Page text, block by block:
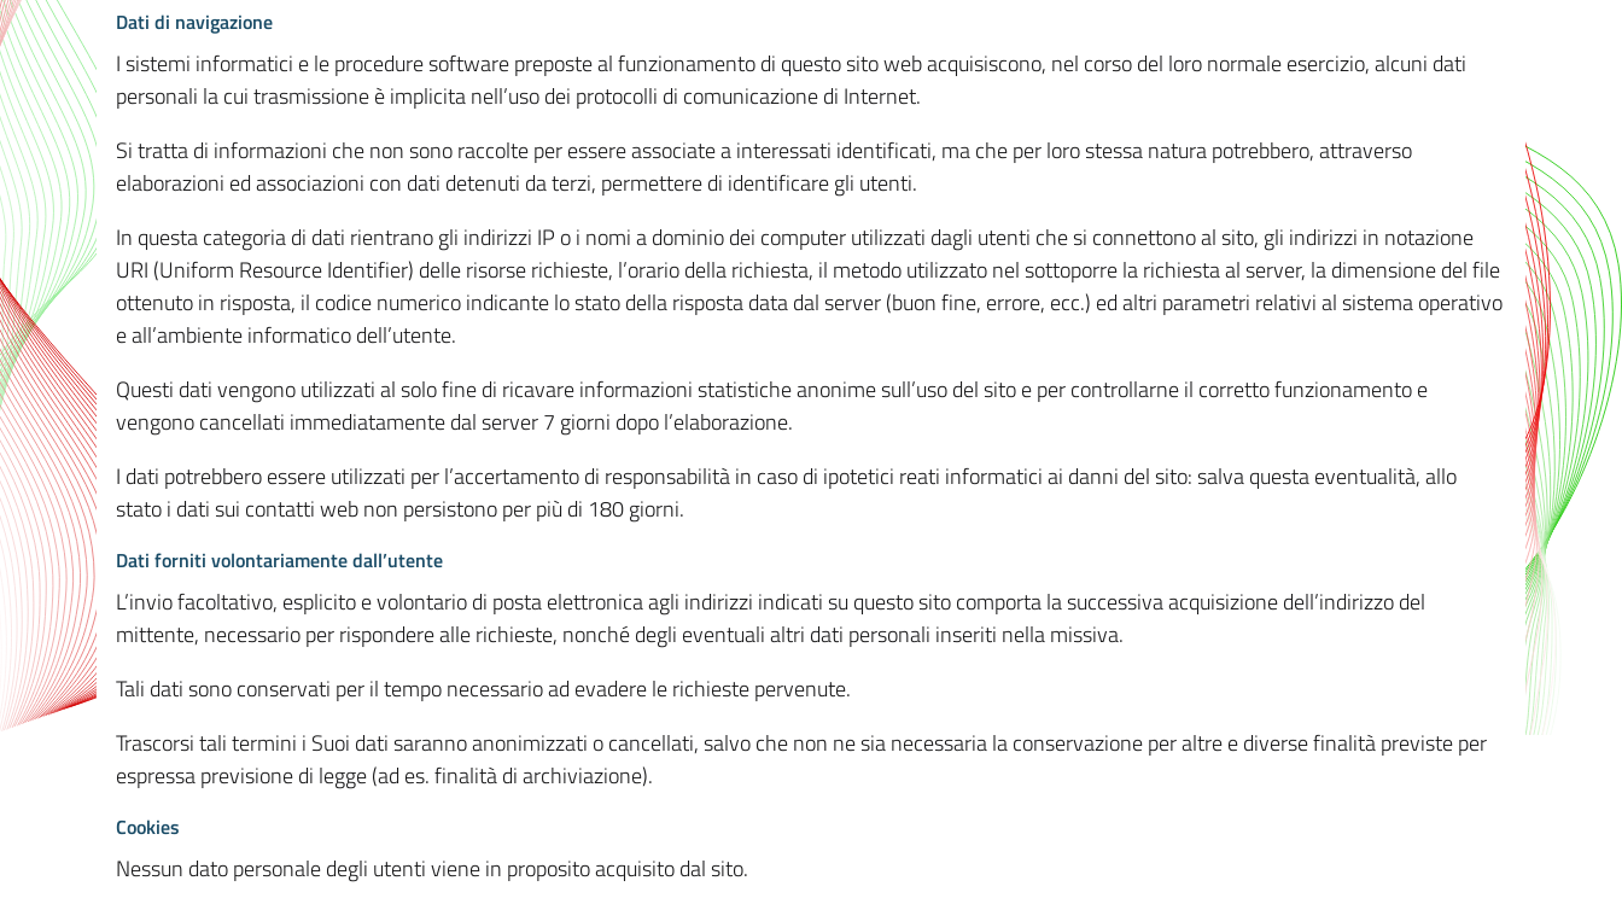
Dati di navigazione
I sistemi informatici e le procedure software preposte al funzionamento di questo sito web acquisiscono, nel corso del loro normale esercizio, alcuni dati
personali la cui trasmissione è implicita nell’uso dei protocolli di comunicazione di Internet.
Si tratta di informazioni che non sono raccolte per essere associate a interessati identificati, ma che per loro stessa natura potrebbero, attraverso
elaborazioni ed associazioni con dati detenuti da terzi, permettere di identificare gli utenti.
In questa categoria di dati rientrano gli indirizzi IP o i nomi a dominio dei computer utilizzati dagli utenti che si connettono al sito, gli indirizzi in notazione
URI (Uniform Resource Identifier) delle risorse richieste, l’orario della richiesta, il metodo utilizzato nel sottoporre la richiesta al server, la dimensione del file
ottenuto in risposta, il codice numerico indicante lo stato della risposta data dal server (buon fine, errore, ecc.) ed altri parametri relativi al sistema operativo
e all’ambiente informatico dell’utente.
Questi dati vengono utilizzati al solo fine di ricavare informazioni statistiche anonime sull’uso del sito e per controllarne il corretto funzionamento e
vengono cancellati immediatamente dal server 7 giorni dopo l’elaborazione.
I dati potrebbero essere utilizzati per l’accertamento di responsabilità in caso di ipotetici reati informatici ai danni del sito: salva questa eventualità, allo
stato i dati sui contatti web non persistono per più di 180 giorni.
Dati forniti volontariamente dall’utente
L’invio facoltativo, esplicito e volontario di posta elettronica agli indirizzi indicati su questo sito comporta la successiva acquisizione dell’indirizzo del
mittente, necessario per rispondere alle richieste, nonché degli eventuali altri dati personali inseriti nella missiva.
Tali dati sono conservati per il tempo necessario ad evadere le richieste pervenute.
Trascorsi tali termini i Suoi dati saranno anonimizzati o cancellati, salvo che non ne sia necessaria la conservazione per altre e diverse finalità previste per
espressa previsione di legge (ad es. finalità di archiviazione).
Cookies
Nessun dato personale degli utenti viene in proposito acquisito dal sito.